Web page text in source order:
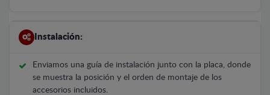
Instalación:
Enviamos una guía de instalación junto con la placa, donde
se muestra la posición y el orden de montaje de los
accesorios incluidos.